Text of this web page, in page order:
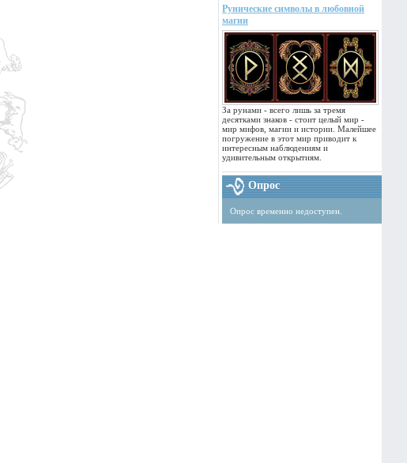
Рунические символы в любовной
магии
За рунами - всего лишь за тремя
десятками знаков - стоит целый мир -
мир мифов, магии и истории. Малейшее
погружение в этот мир приводит к
интересным наблюдениям и
удивительным открытиям.
Опрос
Опрос временно недоступен.